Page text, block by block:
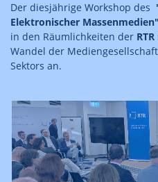
Der diesjährige Workshop des
Elektronischer
in den Räumlichkeiten der RTR
Wandel der
Sektors an.